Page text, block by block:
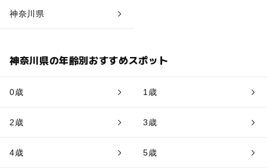
神奈川県
神奈川県の年齢別おすすめスポット
0歳 1歳
2歳 3歳
4歳 5歳